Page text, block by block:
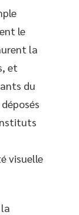
le
la
et
du
visuelle